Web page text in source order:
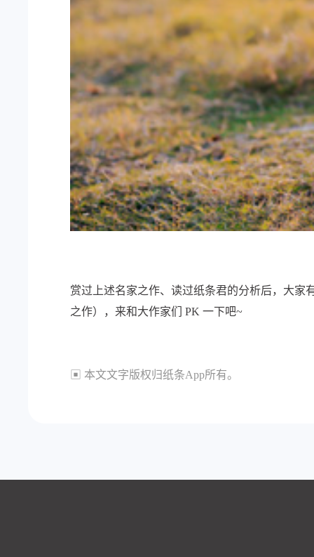
赏过上述名家之作、读过纸条君的分析后，大家
之作），来和大作家们 PK 一下吧~
▣ 本文文字版权归纸条App所有。